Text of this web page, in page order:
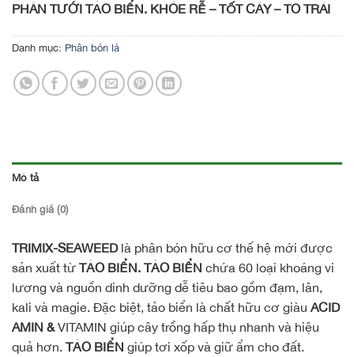
PHÂN TƯỚI TẢO BIỂN. KHỎE RỄ – TỐT CÂY – TO TRÁI
Danh mục: Phân bón lá
Mô tả
Đánh giá (0)
TRIMIX-SEAWEEDlà phân bón hữu cơ thế hệ mới được
sản xuất từ TẢO BIỂN. TẢO BIỂN chứa 60 loại khoáng vi
lương và nguồn dinh dưỡng dễ tiêu bao gồm đạm, lân,
kali và magie. Đặc biệt, tảo biển là chất hữu cơ giàu ACID
AMIN &VITAMIN giúp cây trồng hấp thụ nhanh và hiệu
quả hơn. TẢO BIỂN giúp tơi xốp và giữ ẩm cho đất.